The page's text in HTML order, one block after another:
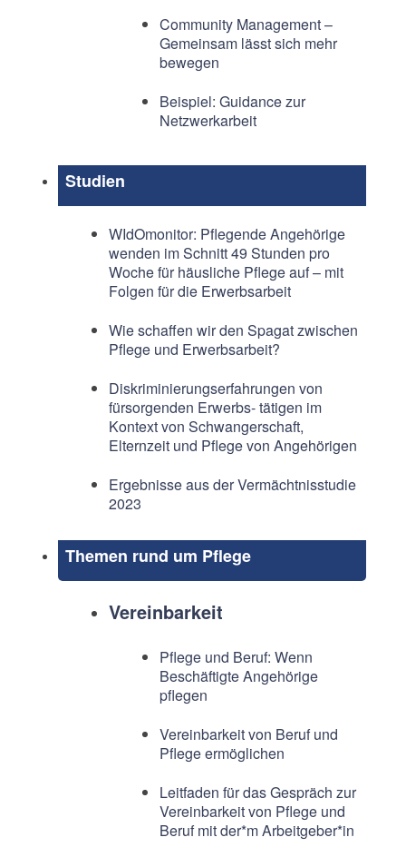
Community Management –
Gemeinsam lässt sich mehr
bewegen
Beispiel: Guidance zur
Netzwerkarbeit
Studien
WIdOmonitor: Pflegende Angehörige
wenden im Schnitt 49 Stunden pro
Woche für häusliche Pflege auf – mit
Folgen für die Erwerbsarbeit
Wie schaffen wir den Spagat zwischen
Pflege und Erwerbsarbeit?
Diskriminierungserfahrungen von
fürsorgenden Erwerbs- tätigen im
Kontext von Schwangerschaft,
Elternzeit und Pflege von Angehörigen
Ergebnisse aus der Vermächtnisstudie
2023
Themen rund um Pflege
Vereinbarkeit
Pflege und Beruf: Wenn
Beschäftigte Angehörige
pflegen
Vereinbarkeit von Beruf und
Pflege ermöglichen
Leitfaden für das Gespräch zur
Vereinbarkeit von Pflege und
Beruf mit der*m Arbeitgeber*in